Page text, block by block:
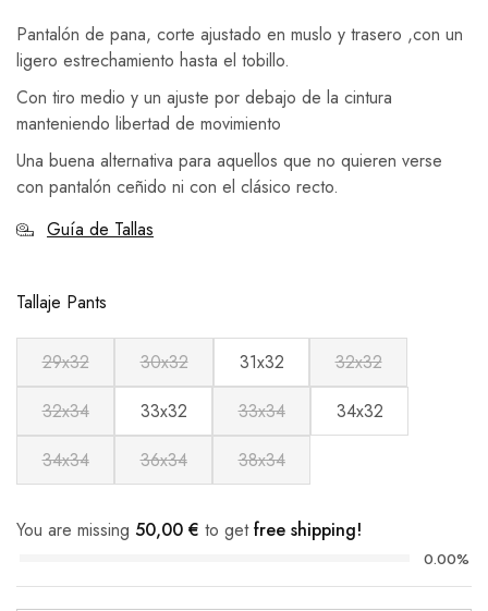
Pantalón de pana, corte ajustado en muslo y trasero ,con un
ligero estrechamiento hasta el tobillo.
Con tiro medio y un ajuste por debajo de la cintura
manteniendo libertad de movimiento
Una buena alternativa para aquellos que no quieren verse
con pantalón ceñido ni con el clásico recto.
Guía de Tallas
Tallaje Pants
29x32 30x32 31x32
32x32
32x34
33x32 33x34
34x32
34x34
36x34 38x34
You are missing 50,00 € to getfree shipping!
0.00%